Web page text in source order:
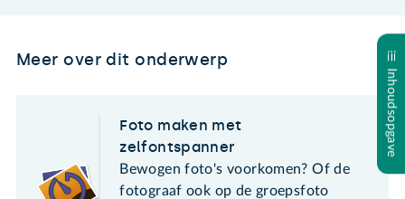
Inhoudsopgave
Meer over dit onderwerp
Foto maken met
zelfontspanner
Bewogen foto's voorkomen? Of de
fotograaf ook op de groepsfoto